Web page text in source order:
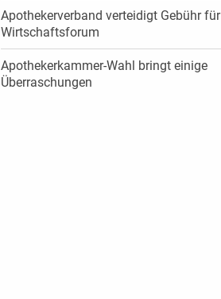
Apothekerverband verteidigt Gebühr für
Wirtschaftsforum
Apothekerkammer-Wahl bringt einige
Überraschungen